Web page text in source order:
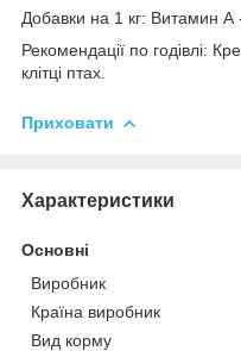
Добавки на 1 кг: Витамин
Рекомендації по годівлі:
клітці птах.
Приховати
Характеристики
Основні
Виробник
Країна виробник
Вид корму